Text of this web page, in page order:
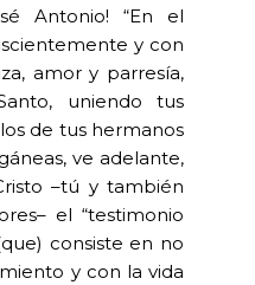
Antonio! “En el
y con
amor y parresía,
uniendo tus
de tus hermanos
ve adelante,
–tú y también
el “testimonio
consiste en no
y con la vida